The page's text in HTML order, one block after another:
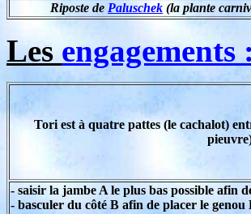
Riposte de Paluschek (la plante
Les engagements :
Tori est à quatre pattes (le cachalot)
- saisir la jambe A le plus bas possible afin
- basculer du côté B afin de placer le